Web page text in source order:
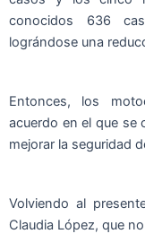
conocidos 636
lográndose una
Entonces, los
acuerdo en el que se
mejorar la seguridad
Volviendo al
Claudia López, que